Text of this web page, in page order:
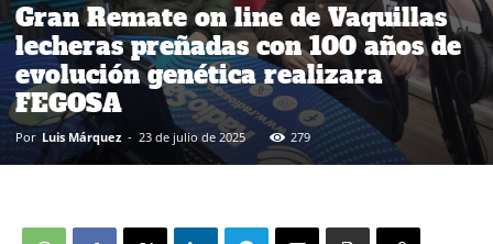
Gran Remate on line de Vaquillas
lecheras preñadas con 100 años de
evolución genética realizara
FEGOSA
Por Luis Márquez - 23 de julio de 2025 279